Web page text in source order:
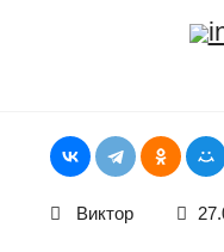
Виктор